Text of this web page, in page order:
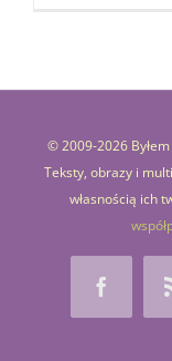
© 2009-2026
Teksty, obrazy i
własnością ich